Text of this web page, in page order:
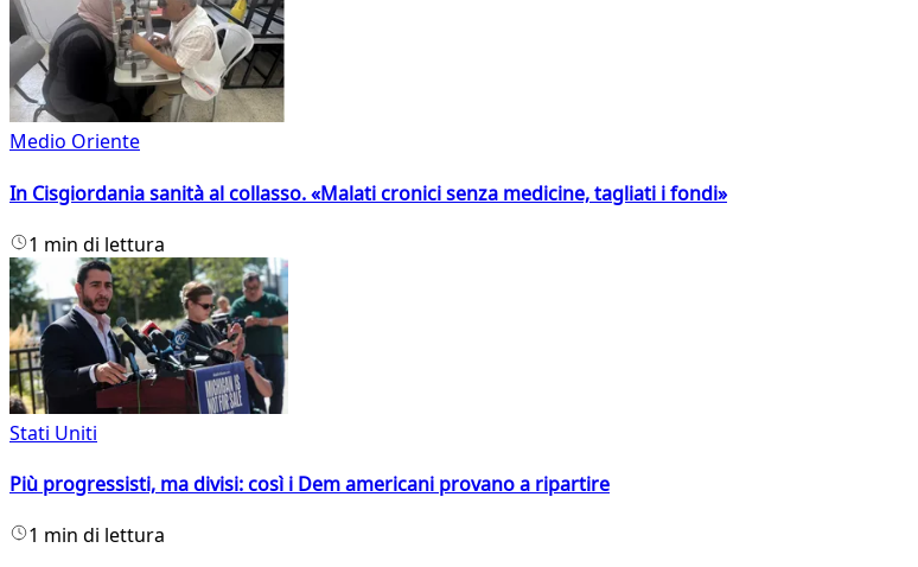
Medio Oriente
In Cisgiordania sanità al collasso. «Malati cronici senza medicine, tagliati i fondi»
1 min di lettura
Stati Uniti
Più progressisti, ma divisi: così i Dem americani provano a ripartire
1 min di lettura